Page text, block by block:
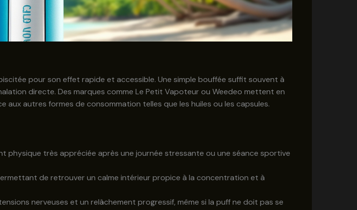
pour son effet rapide et accessible. Une simple bouffée suffit souvent à
directe. Des marques comme Le Petit Vapoteur ou Weedeo mettent en
autres formes de consommation telles que les huiles ou les capsules.
physique très appréciée après une journée stressante ou une séance sportive
de retrouver un calme intérieur propice à la concentration et à
nerveuses et un relâchement progressif, même si la puff ne doit pas se